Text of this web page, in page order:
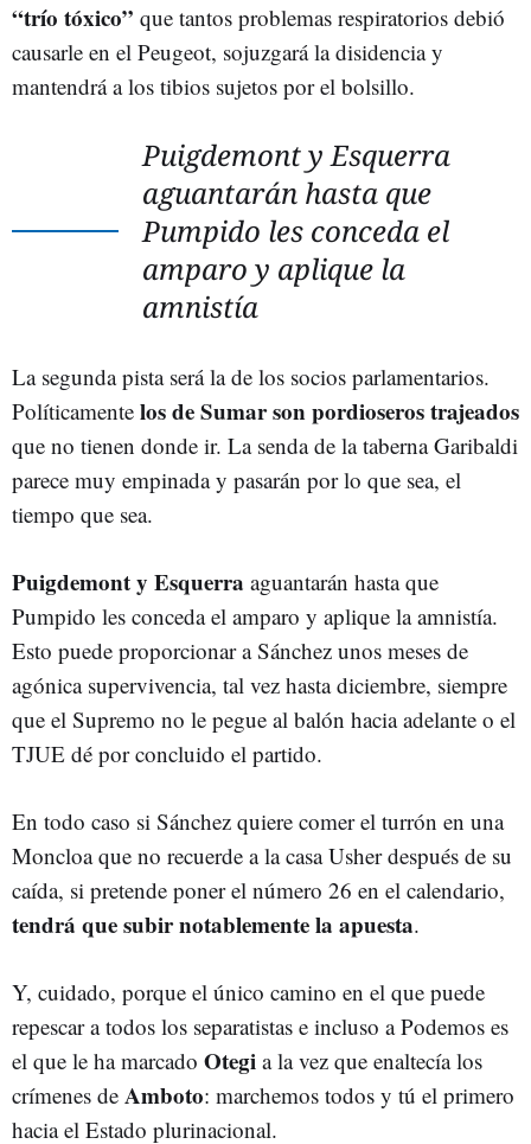
“trío tóxico” que tantos problemas respiratorios debió
causarle en el Peugeot, sojuzgará la disidencia y
mantendrá a los tibios sujetos por el bolsillo.
Puigdemont y Esquerra
aguantarán hasta que
Pumpido les conceda el
amparo y aplique la
amnistía
La segunda pista será la de los socios parlamentarios.
Políticamente los de Sumar son pordioseros trajeados
que no tienen donde ir. La senda de la taberna Garibaldi
parece muy empinada y pasarán por lo que sea, el
tiempo que sea.
Puigdemont y Esquerra aguantarán hasta que
Pumpido les conceda el amparo y aplique la amnistía.
Esto puede proporcionar a Sánchez unos meses de
agónica supervivencia, tal vez hasta diciembre, siempre
que el Supremo no le pegue al balón hacia adelante o el
TJUE dé por concluido el partido.
En todo caso si Sánchez quiere comer el turrón en una
Moncloa que no recuerde a la casa Usher después de su
caída, si pretende poner el número 26 en el calendario,
tendrá que subir notablemente la apuesta.
Y, cuidado, porque el único camino en el que puede
repescar a todos los separatistas e incluso a Podemos es
el que le ha marcado Otegi a la vez que enaltecía los
crímenes de Amboto: marchemos todos y tú el primero
hacia el Estado plurinacional.